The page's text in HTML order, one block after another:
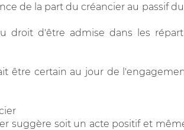
de la part du créancier au passif
droit d'être admise dans les
être certain au jour de
suggère soit un acte positif et